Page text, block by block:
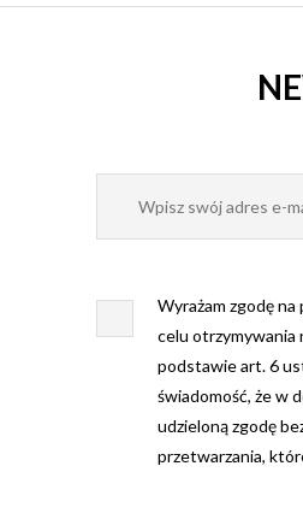
Wyrażam zgodę
celu otrzymywania
podstawie art. 6
świadomość, że w
udzieloną zgodę
przetwarzania,